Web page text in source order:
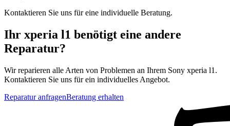
Kontaktieren Sie uns für eine individuelle Beratung.
Ihr xperia l1 benötigt eine andere
Reparatur?
Wir reparieren alle Arten von Problemen an Ihrem Sony xperia l1 .
Kontaktieren Sie uns für ein individuelles Angebot.
Reparatur anfragenBeratung erhalten